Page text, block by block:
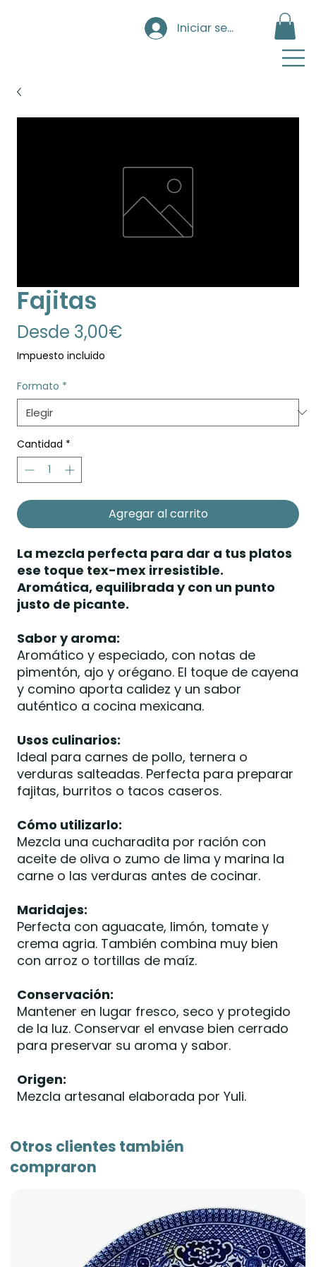
Iniciar sesión
Fajitas
Desde 3,00€Precio
Impuesto incluido
Formato *
Cantidad *
Agregar al carrito
La mezcla perfecta para dar a tus platos
ese toque tex-mex irresistible.
Aromática, equilibrada y con un punto
justo de picante.
Sabor y aroma:
Aromático y especiado, con notas de
pimentón, ajo y orégano. El toque de cayena
y comino aporta calidez y un sabor
auténtico a cocina mexicana.
Usos culinarios:
Ideal para carnes de pollo, ternera o
verduras salteadas. Perfecta para preparar
fajitas, burritos o tacos caseros.
Cómo utilizarlo:
Mezcla una cucharadita por ración con
aceite de oliva o zumo de lima y marina la
carne o las verduras antes de cocinar.
Maridajes:
Perfecta con aguacate, limón, tomate y
crema agria. También combina muy bien
con arroz o tortillas de maíz.
Conservación:
Mantener en lugar fresco, seco y protegido
de la luz. Conservar el envase bien cerrado
para preservar su aroma y sabor.
Origen:
Mezcla artesanal elaborada por Yuli.
Otros clientes también
compraron